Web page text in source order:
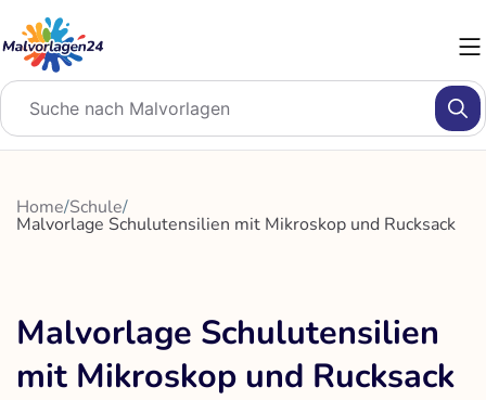
Inhalt
springen
Home/Schule/
Malvorlage Schulutensilien mit Mikroskop und Rucksack
Malvorlage Schulutensilien
mit Mikroskop und Rucksack